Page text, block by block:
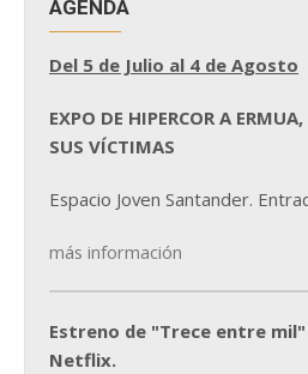
AGENDA
Del 5 de Julio al 4 de Agosto
EXPO DE HIPERCOR A
SUS VÍCTIMAS
Espacio Joven Santander.
más información
Estreno de "Trece entre
Netflix.